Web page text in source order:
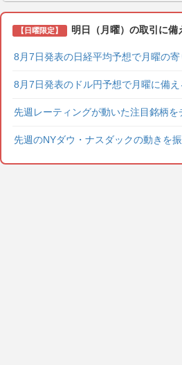
【日曜限定】 明日（月曜）の取引に備
8月7日発表の日経平均予想で月曜の
8月7日発表のドル円予想で月曜に備え
先週レーティングが動いた注目銘柄を
先週のNYダウ・ナスダックの動きを